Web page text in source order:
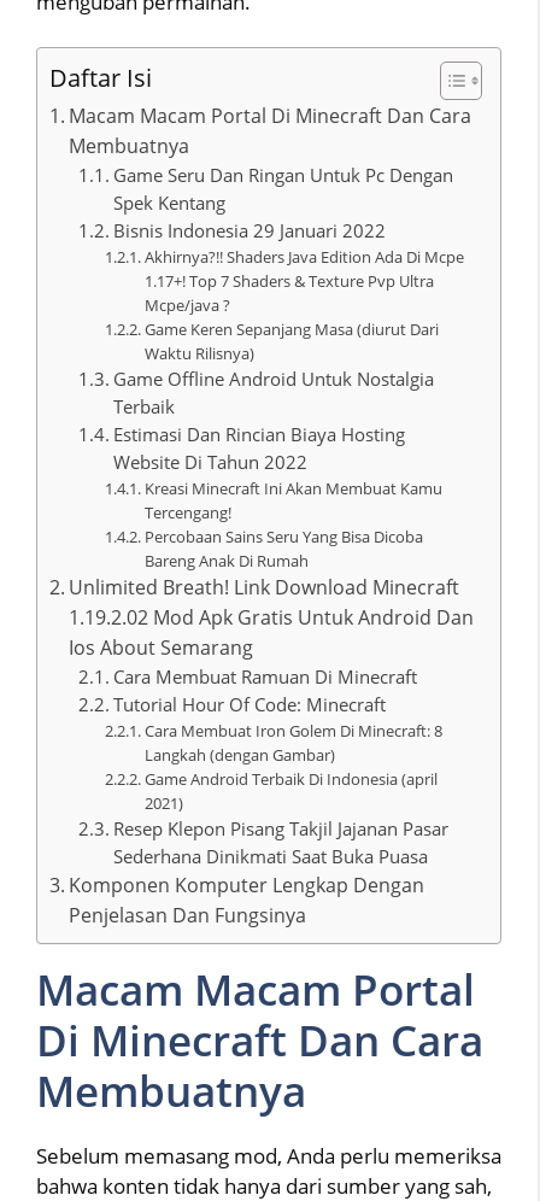
Daftar Isi
Macam Macam Portal Di Minecraft Dan Cara
Membuatnya
Game Seru Dan Ringan Untuk Pc Dengan
Spek Kentang
Bisnis Indonesia 29 Januari 2022
Akhirnya?!! Shaders Java Edition Ada Di Mcpe
1.17+! Top 7 Shaders & Texture Pvp Ultra
Mcpe/java ?
Game Keren Sepanjang Masa (diurut Dari
Waktu Rilisnya)
Game Offline Android Untuk Nostalgia
Terbaik
Estimasi Dan Rincian Biaya Hosting
Website Di Tahun 2022
Kreasi Minecraft Ini Akan Membuat Kamu
Tercengang!
Percobaan Sains Seru Yang Bisa Dicoba
Bareng Anak Di Rumah
Unlimited Breath! Link Download Minecraft
1.19.2.02 Mod Apk Gratis Untuk Android Dan
Ios About Semarang
Cara Membuat Ramuan Di Minecraft
Tutorial Hour Of Code: Minecraft
Cara Membuat Iron Golem Di Minecraft: 8
Langkah (dengan Gambar)
Game Android Terbaik Di Indonesia (april
2021)
Resep Klepon Pisang Takjil Jajanan Pasar
Sederhana Dinikmati Saat Buka Puasa
Komponen Komputer Lengkap Dengan
Penjelasan Dan Fungsinya
Macam Macam Portal
Di Minecraft Dan Cara
Membuatnya
Sebelum memasang mod, Anda perlu memeriksa
bahwa konten tidak hanya dari sumber yang sah,